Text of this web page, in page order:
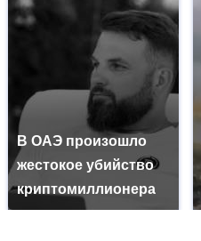
В ОАЭ произошло
жестокое убийство
криптомиллионера